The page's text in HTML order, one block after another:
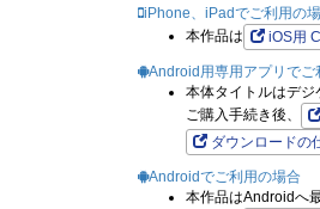
iPhone、iPadでご利用の
本作品は
iOS用
Android用専用アプリでご
本体タイトルはデ
ご購入手続き後、
ダウンロードの
Androidでご利用の場合
本作品はAndroidへ